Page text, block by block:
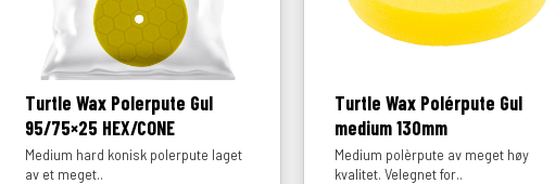
Turtle Wax Polerpute Gul
95/75×25 HEX/CONE
Medium hard konisk polerpute laget
av et meget..
Turtle Wax Polérpute Gul
medium 130mm
Medium polèrpute av meget høy
kvalitet. Velegnet for..